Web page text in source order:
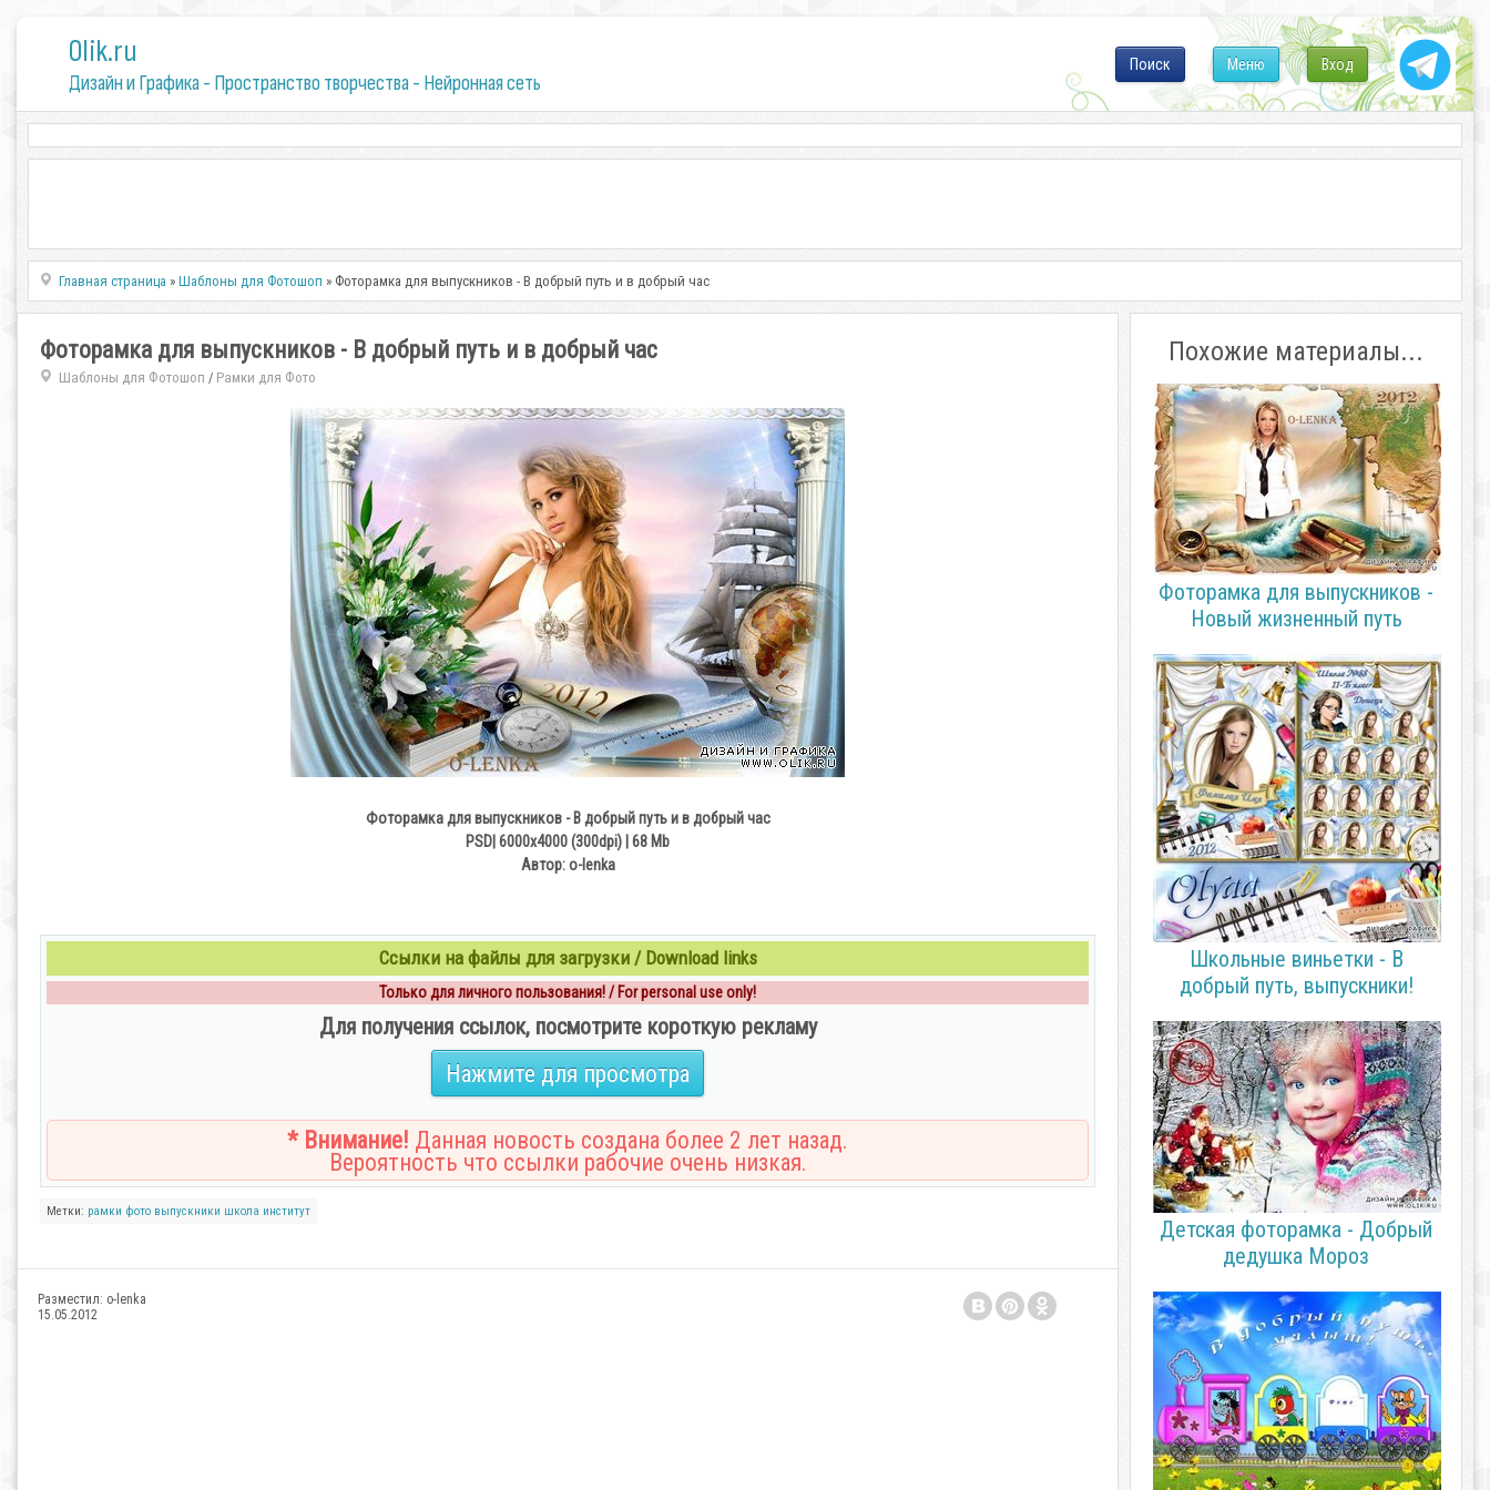
0lik.ru
Дизайн и Графика - Пространство творчества - Нейронная сеть
Вход
Меню
Поиск
Главная страница »Шаблоны для Фотошоп » Фоторамка для выпускников - В добрый путь и в добрый час
Фоторамка для выпускников - В добрый путь и в добрый час
Шаблоны для Фотошоп / Рамки для Фото
Фоторамка для выпускников - В добрый путь и в добрый час
PSD| 6000х4000 (300dpi) | 68 Mb
Автор: o-lenka
Ссылки на файлы для загрузки / Download links
Только для личного пользования! / For personal use only!
Для получения ссылок, посмотрите короткую рекламу
Нажмите для просмотра
* Внимание! Данная новость создана более 2 лет назад.
Вероятность что ссылки рабочие очень низкая.
Метки: рамки фото выпускники школа институт
Разместил: o-lenka
15.05.2012
Похожие материалы...
Фоторамка для выпускников -
Новый жизненный путь
Школьные виньетки - В
добрый путь, выпускники!
Детская фоторамка - Добрый
дедушка Мороз